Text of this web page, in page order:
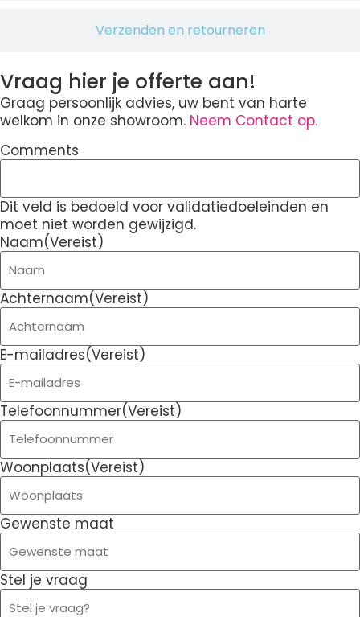
Verzenden en retourneren
Vraag hier je offerte aan!
Graag persoonlijk advies, uw bent van harte
welkom in onze showroom. Neem Contact op.
Comments
Dit veld is bedoeld voor validatiedoeleinden en
moet niet worden gewijzigd.
Naam(Vereist)
Achternaam(Vereist)
E-mailadres(Vereist)
Telefoonnummer(Vereist)
Woonplaats(Vereist)
Gewenste maat
Stel je vraag